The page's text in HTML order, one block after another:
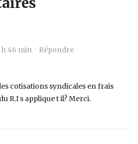
46 min · Répondre
cotisations syndicales en frais
R.I s applique t il? Merci.